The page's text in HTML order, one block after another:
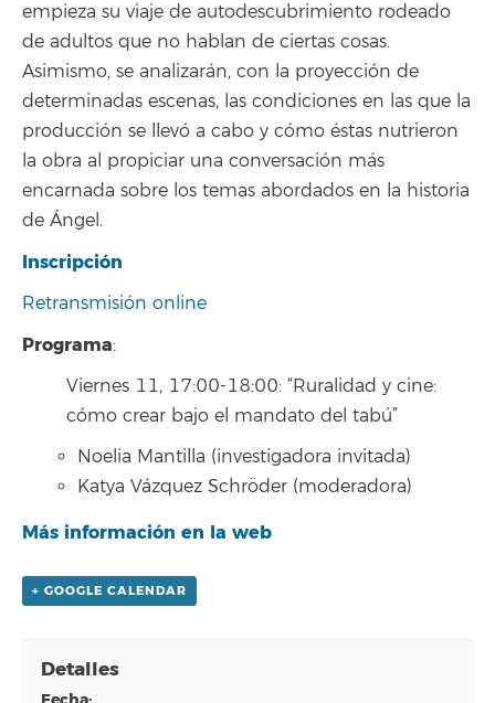
empieza su viaje de autodescubrimiento rodeado
de adultos que no hablan de ciertas cosas.
Asimismo, se analizarán, con la proyección de
determinadas escenas, las condiciones en las que la
producción se llevó a cabo y cómo éstas nutrieron
la obra al propiciar una conversación más
encarnada sobre los temas abordados en la historia
de Ángel.
Inscripción
Retransmisión online
Programa:
Viernes 11, 17:00-18:00: “Ruralidad y cine:
cómo crear bajo el mandato del tabú”
Noelia Mantilla (investigadora invitada)
Katya Vázquez Schröder (moderadora)
Más información en la web
+ GOOGLE CALENDAR
Detalles